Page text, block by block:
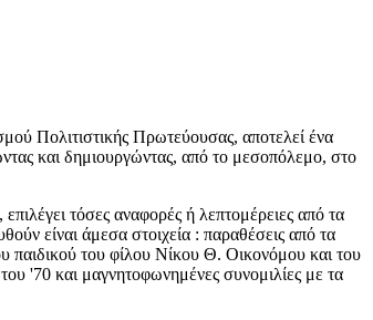
Πολιτιστικής Πρωτεύουσας, αποτελεί ένα
και δημιουργώντας, από το μεσοπόλεμο, στο
τόσες αναφορές ή λεπτομέρειες από τα
είναι άμεσα στοιχεία : παραθέσεις από τα
παιδικού του φίλου Νίκου Θ. Οικονόμου και του
'70 και μαγνητοφωνημένες συνομιλίες με τα